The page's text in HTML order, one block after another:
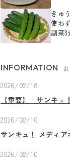
きゅ
使わ
副菜3
INFORMATION お
2026/02/18
【重要】「サンキュ
2026/02/10
サンキュ！ メディア
2026/02/10